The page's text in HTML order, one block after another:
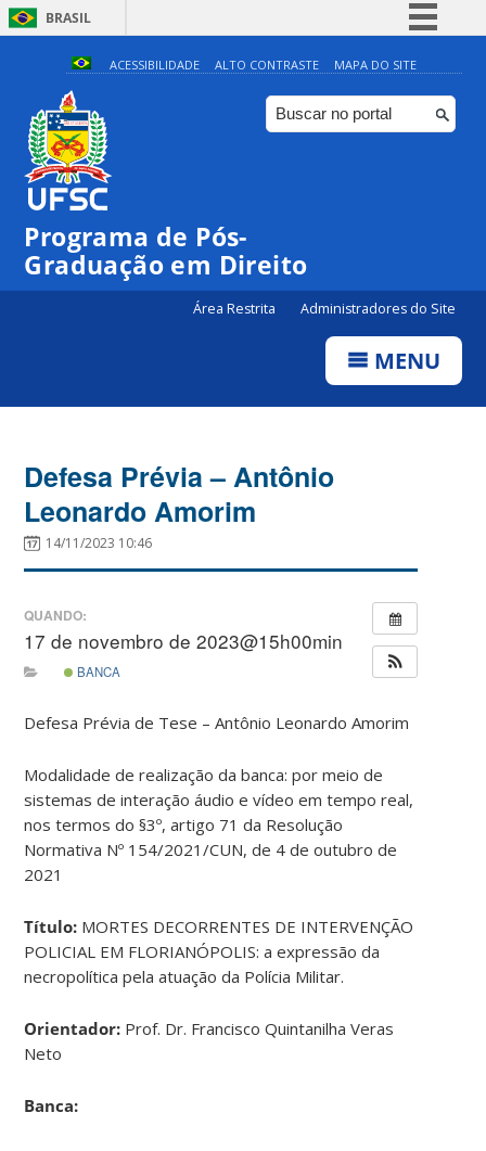
BRASIL
Simplifique!
Comunica BR
Participe
ACESSIBILIDADE ALTO CONTRASTE MAPA DO SITE
Programa de Pós-
Graduação em Direito
Área Restrita Administradores do Site
MENU
Defesa Prévia – Antônio
Leonardo Amorim
14/11/2023 10:46
QUANDO:
17 de novembro de 2023@15h00min
BANCA
Defesa Prévia de Tese – Antônio Leonardo Amorim
Modalidade de realização da banca: por meio de
sistemas de interação áudio e vídeo em tempo real,
nos termos do §3º, artigo 71 da Resolução
Normativa Nº 154/2021/CUN, de 4 de outubro de
2021
Título: MORTES DECORRENTES DE INTERVENÇÃO
POLICIAL EM FLORIANÓPOLIS: a expressão da
necropolítica pela atuação da Polícia Militar.
Orientador: Prof. Dr. Francisco Quintanilha Veras
Neto
Banca: